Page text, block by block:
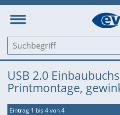
USB 2.0
Printmontage,
Eintrag 1 bis 4 von 4